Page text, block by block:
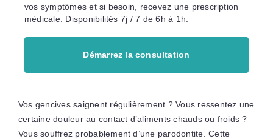
vos symptômes et si besoin, recevez une prescription
médicale. Disponibilités 7j / 7 de 6h à 1h.
Démarrez la consultation
Vos gencives saignent régulièrement ? Vous ressentez une
certaine douleur au contact d’aliments chauds ou froids ?
Vous souffrez probablement d’une parodontite. Cette